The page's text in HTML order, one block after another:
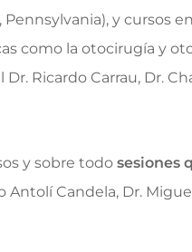
y cursos
como la otocirugía y
Ricardo Carrau, Dr.
y sobre todo sesiones
Candela, Dr.